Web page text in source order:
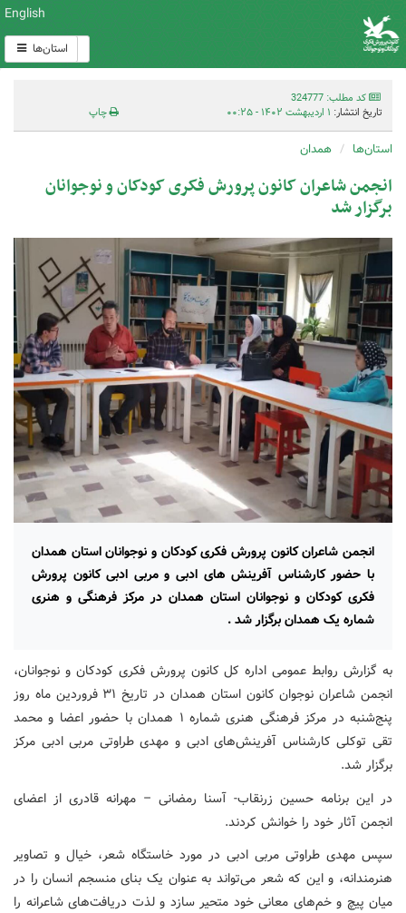
English
استان‌ها
کد مطلب: 324777
تاریخ انتشار: ۱ اردیبهشت ۱۴۰۲ - ۰۰:۲۵ چاپ
استان‌ها همدان
انجمن شاعران کانون پرورش فکری کودکان و نوجوانان
برگزار شد
انجمن شاعران کانون پرورش فکری کودکان و نوجوانان استان همدان
با حضور کارشناس آفرینش های ادبی و مربی ادبی کانون پرورش
فکری کودکان و نوجوانان استان همدان در مرکز فرهنگی و هنری
شماره یک همدان برگزار شد .
به گزارش روابط عمومی اداره کل کانون پرورش فکری کودکان و نوجوانان،
انجمن شاعران نوجوان کانون استان همدان در تاریخ ۳۱ فروردین ماه روز
پنج‌شنبه در مرکز فرهنگی هنری شماره ۱ همدان با حضور اعضا و محمد
تقی توکلی کارشناس آفرینش‌های ادبی و مهدی طراوتی مربی ادبی مرکز
برگزار شد.
در این برنامه حسین زرنقاب- آسنا رمضانی – مهرانه قادری از اعضای
انجمن آثار خود را خوانش کردند.
سپس مهدی طراوتی مربی ادبی در مورد خاستگاه شعر، خیال و تصاویر
هنرمندانه، و این که شعر می‌تواند به عنوان یک بنای منسجم انسان را در
میان پیچ و خم‌های معانی خود متحیر سازد و لذت دریافت‌های شاعرانه را